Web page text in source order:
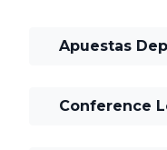
Apuestas
Conference